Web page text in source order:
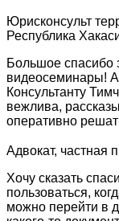
Юрисконсульт
Республика
Большое спасибо
видеосеминары!
Консультанту
вежлива,
оперативно
Адвокат, частная
Хочу сказать
пользоваться,
можно перейти в